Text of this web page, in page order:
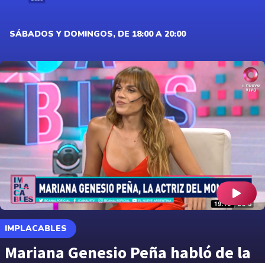
SÁBADOS Y DOMINGOS, DE 18:00 A 20:00
IMPLACABLES
Mariana Genesio Peña habló de la